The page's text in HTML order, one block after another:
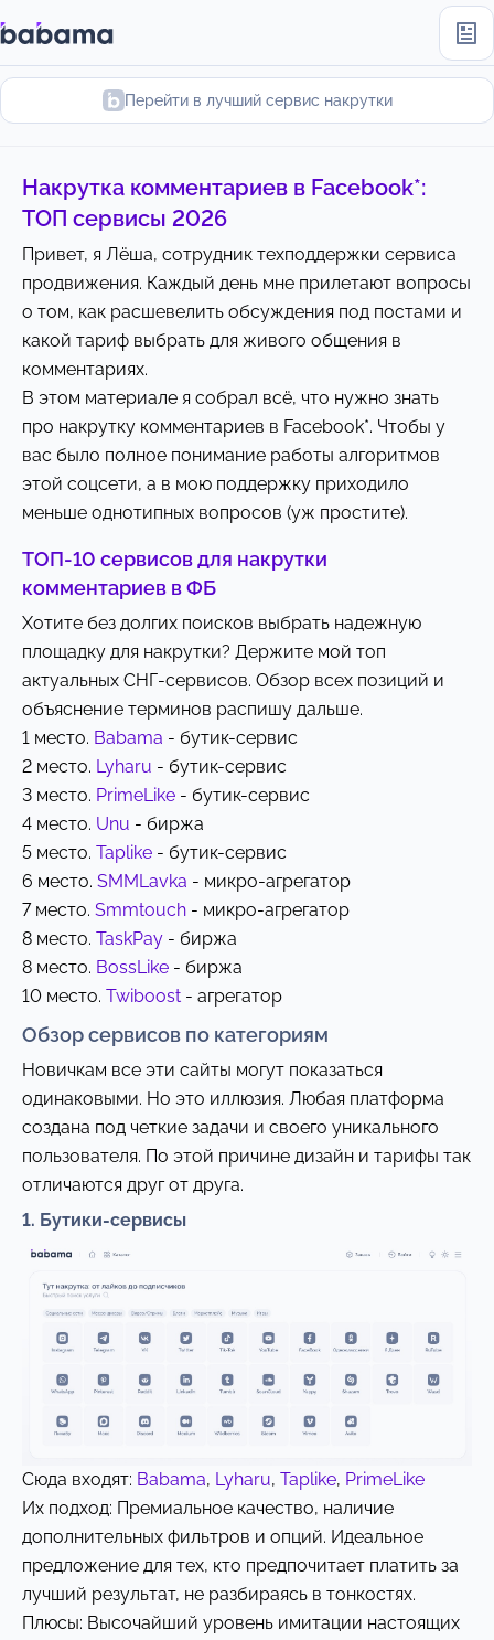
Перейти в лучший сервис накрутки
Накрутка комментариев в Facebook*:
ТОП сервисы 2026
Привет, я Лёша, сотрудник техподдержки сервиса
продвижения. Каждый день мне прилетают вопросы
о том, как расшевелить обсуждения под постами и
какой тариф выбрать для живого общения в
комментариях.
В этом материале я собрал всё, что нужно знать
про накрутку комментариев в Facebook*. Чтобы у
вас было полное понимание работы алгоритмов
этой соцсети, а в мою поддержку приходило
меньше однотипных вопросов (уж простите).
ТОП-10 сервисов для накрутки
комментариев в ФБ
Хотите без долгих поисков выбрать надежную
площадку для накрутки? Держите мой топ
актуальных СНГ-сервисов. Обзор всех позиций и
объяснение терминов распишу дальше.
1 место. Babama - бутик-сервис
2 место. Lyharu - бутик-сервис
3 место. PrimeLike - бутик-сервис
4 место. Unu - биржа
5 место. Taplike - бутик-сервис
6 место. SMMLavka - микро-агрегатор
7 место. Smmtouch - микро-агрегатор
8 место. TaskPay - биржа
8 место. BossLike - биржа
10 место. Twiboost - агрегатор
Обзор сервисов по категориям
Новичкам все эти сайты могут показаться
одинаковыми. Но это иллюзия. Любая платформа
создана под четкие задачи и своего уникального
пользователя. По этой причине дизайн и тарифы так
отличаются друг от друга.
1. Бутики-сервисы
Сюда входят: Babama, Lyharu, Taplike, PrimeLike
Их подход: Премиальное качество, наличие
дополнительных фильтров и опций. Идеальное
предложение для тех, кто предпочитает платить за
лучший результат, не разбираясь в тонкостях.
Плюсы: Высочайший уровень имитации настоящих